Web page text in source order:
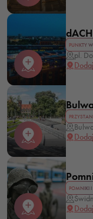
PUNKTY
pl.
POMNIKI I